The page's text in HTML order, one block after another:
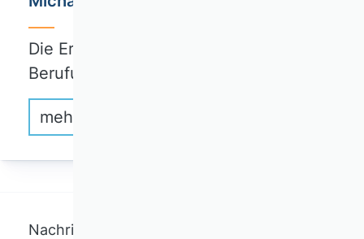
Die Ergebnisse der Wahl der
Berufungsvorschläge…
mehr erfahren
Nachricht